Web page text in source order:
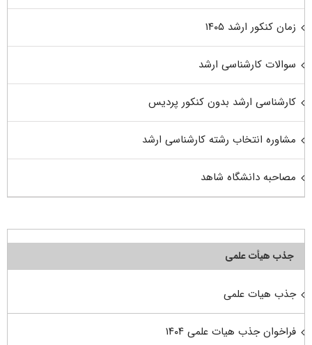
زمان کنکور ارشد ۱۴۰۵
سوالات کارشناسی ارشد
کارشناسی ارشد بدون کنکور پردیس
مشاوره انتخاب رشته کارشناسی ارشد
مصاحبه دانشگاه شاهد
جذب هیأت علمی
جذب هیات علمی
فراخوان جذب هیات علمی ۱۴۰۴